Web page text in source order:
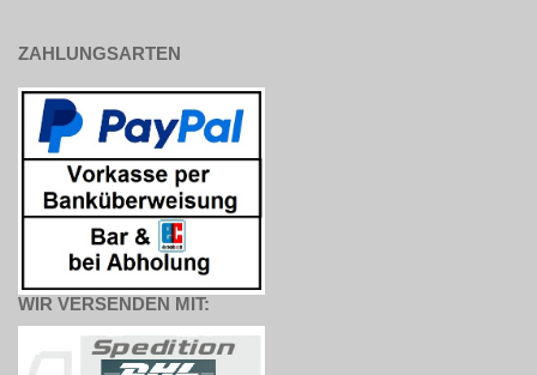
ZAHLUNGSARTEN
WIR VERSENDEN MIT: